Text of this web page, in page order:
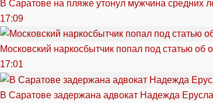
В Саратове на пляже утонул мужчина средних
17:09
Московский наркосбытчик попал под статью об
17:01
В Саратове задержана адвокат Надежда